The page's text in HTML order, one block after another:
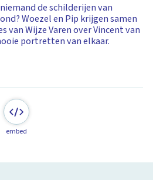
de schilderijen van
Woezel en Pip krijgen samen
van Wijze Varen over Vincent van
portretten van elkaar.
embed